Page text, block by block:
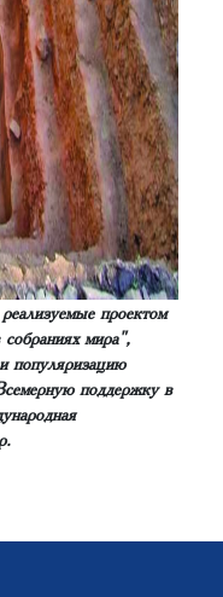
проектом
собраниях мира",
популяризацию
поддержку в